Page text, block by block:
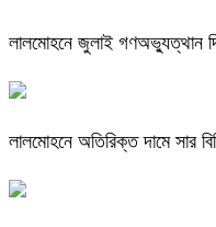
লালমোহনে জুলাই গণঅভ্যুত্থান
লালমোহনে অতিরিক্ত দামে সার